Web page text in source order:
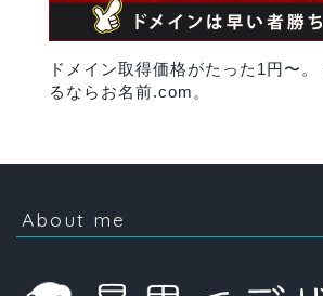
ドメイン取得価格がたった1円〜。
るならお名前.com。
About me